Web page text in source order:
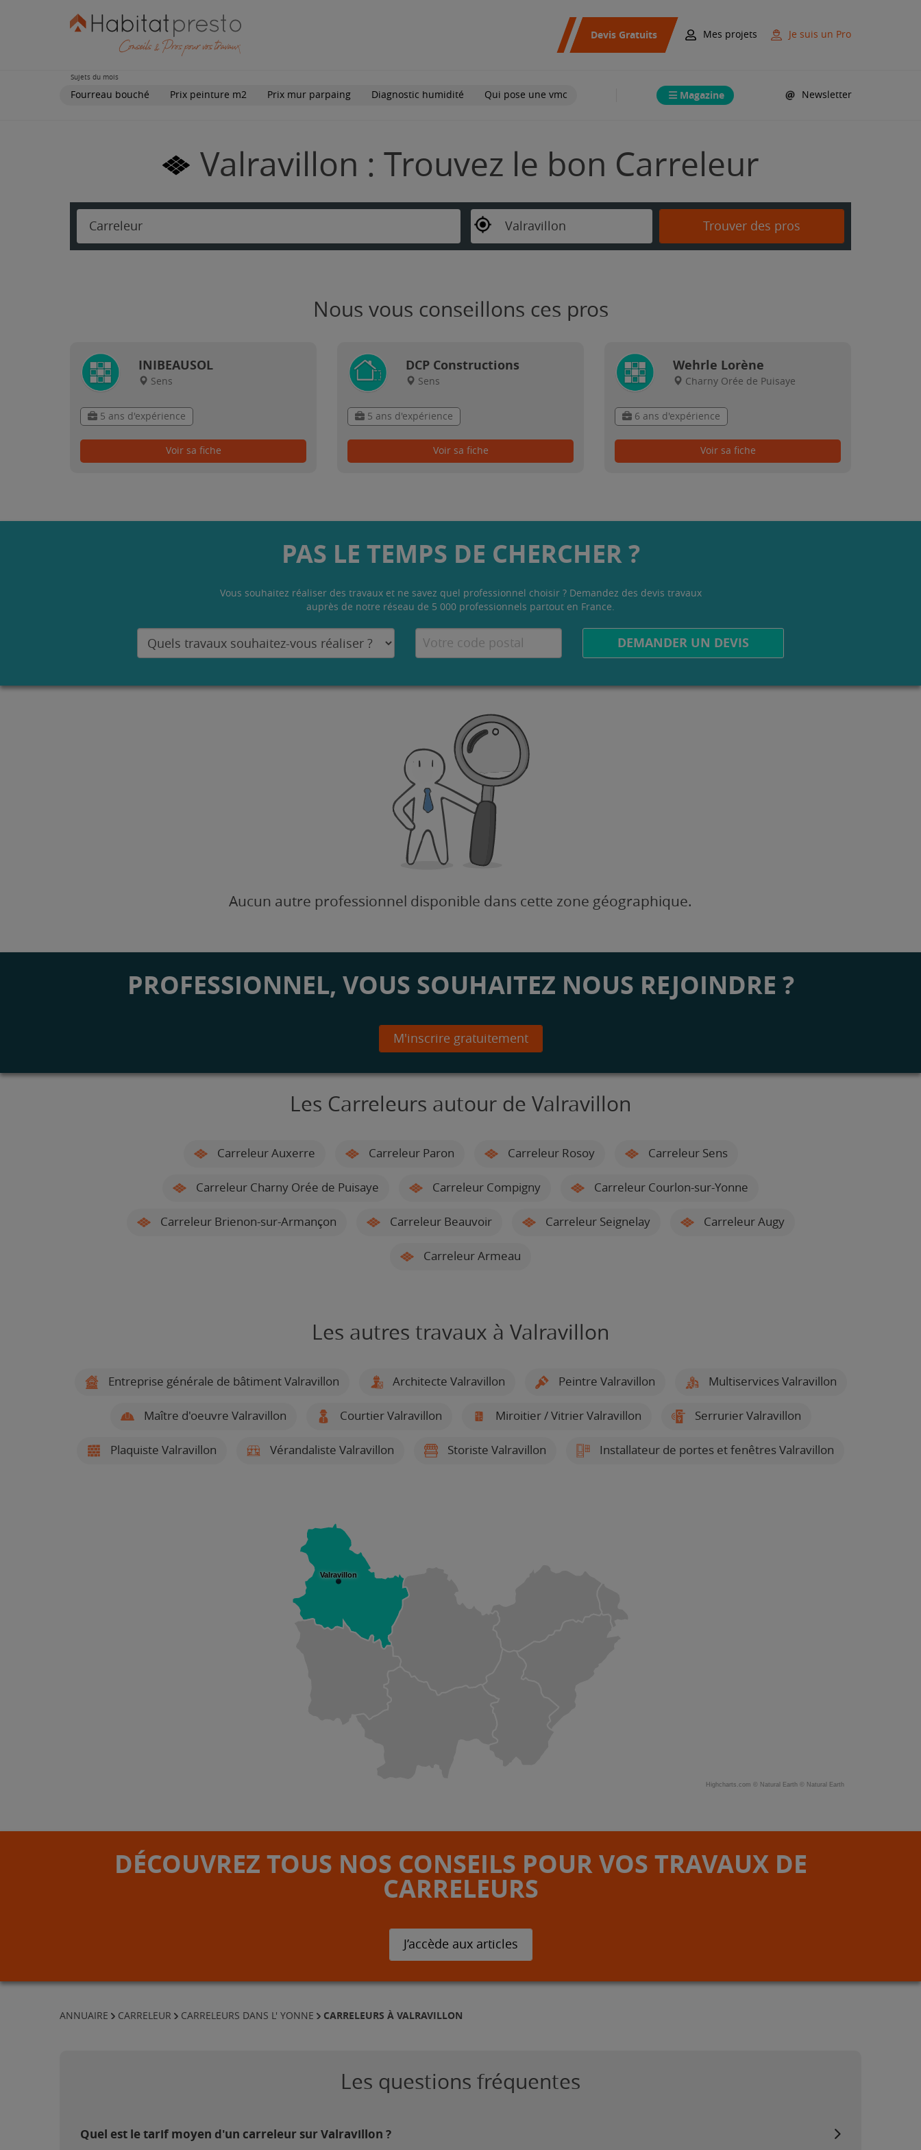
Devis Gratuits Mes projets Je suis un Pro
Sujets du mois
Fourreau bouché Prix peinture m2 Prix mur parpaing Diagnostic humidité Qui pose une vmc Magazine Newsletter
Valravillon : Trouvez le bon Carreleur
Carreleur Valravillon Trouver des pros
Nous vous conseillons ces pros
INIBEAUSOL
Sens
5 ans d'expérience
Voir sa fiche
DCP Constructions
Sens
5 ans d'expérience
Voir sa fiche
Wehrle Lorène
Charny Orée de Puisaye
6 ans d'expérience
Voir sa fiche
PAS LE TEMPS DE CHERCHER ?
Vous souhaitez réaliser des travaux et ne savez quel professionnel choisir ? Demandez des devis travaux
auprès de notre réseau de 5 000 professionnels partout en France.
DEMANDER UN DEVIS
Aucun autre professionnel disponible dans cette zone géographique.
PROFESSIONNEL, VOUS SOUHAITEZ NOUS REJOINDRE ?
M'inscrire gratuitement
Les Carreleurs autour de Valravillon
Carreleur Auxerre Carreleur Paron Carreleur Rosoy Carreleur Sens
Carreleur Charny Orée de Puisaye Carreleur Compigny Carreleur Courlon-sur-Yonne
Carreleur Brienon-sur-Armançon Carreleur Beauvoir Carreleur Seignelay Carreleur Augy
Carreleur Armeau
Les autres travaux à Valravillon
Entreprise générale de bâtiment Valravillon Architecte Valravillon Peintre Valravillon Multiservices Valravillon
Maître d'oeuvre Valravillon Courtier Valravillon Miroitier / Vitrier Valravillon Serrurier Valravillon
Plaquiste Valravillon Vérandaliste Valravillon Storiste Valravillon Installateur de portes et fenêtres Valravillon
Valravillon
Highcharts.com © Natural Earth © Natural Earth
DÉCOUVREZ TOUS NOS CONSEILS POUR VOS TRAVAUX DE
CARRELEURS
J’accède aux articles
ANNUAIRE CARRELEUR CARRELEURS DANS L' YONNE CARRELEURS À VALRAVILLON
Les questions fréquentes
Quel est le tarif moyen d'un carreleur sur Valravillon ?